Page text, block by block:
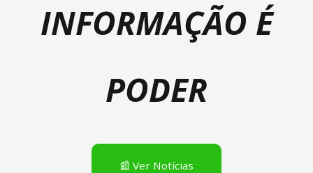
INFORMAÇÃO É
PODER
📰 Ver Notícias